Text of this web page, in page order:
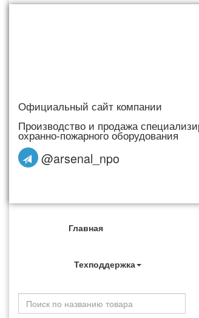
Официальный сайт компании
Производство и продажа
охранно-пожарного оборудования
@arsenal_npo
Главная
Техподдержка